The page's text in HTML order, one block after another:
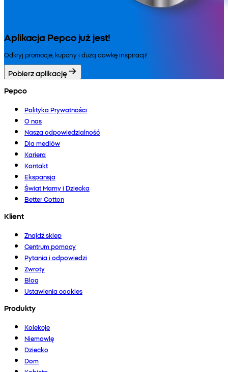
Aplikacja Pepco już jest!
Odkryj promocje, kupony i dużą dawkę inspiracji!
Pobierz aplikację
Pepco
Polityka Prywatności
O nas
Nasza odpowiedzialność
Dla mediów
Kariera
Kontakt
Ekspansja
Świat Mamy i Dziecka
Better Cotton
Klient
Znajdź sklep
Centrum pomocy
Pytania i odpowiedzi
Zwroty
Blog
Ustawienia cookies
Produkty
Kolekcje
Niemowlę
Dziecko
Dom